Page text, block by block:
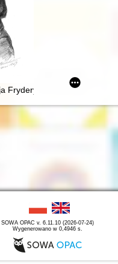
Fryderyka Chopina. T. 3 cz. 3,
SOWA OPAC v. 6.11.10 (2026-07-24)
Wygenerowano w 0,4946 s.